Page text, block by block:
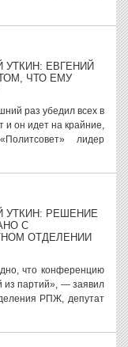
ЕВГЕНИЙ
ЧТО ЕМУ
раз убедил всех в
и он идет на крайние,
лидер
УТКИН: РЕШЕНИЕ
С
ОТДЕЛЕНИИ
что конференцию
из партий», — заявил
РПЖ, депутат